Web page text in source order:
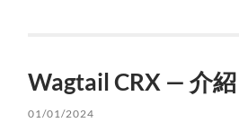
Wagtail CRX — 介紹
01/01/2024